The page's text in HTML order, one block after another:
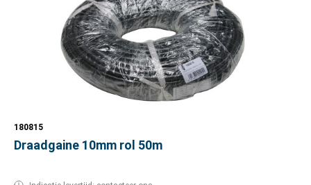
180815
Draadgaine 10mm rol 50m